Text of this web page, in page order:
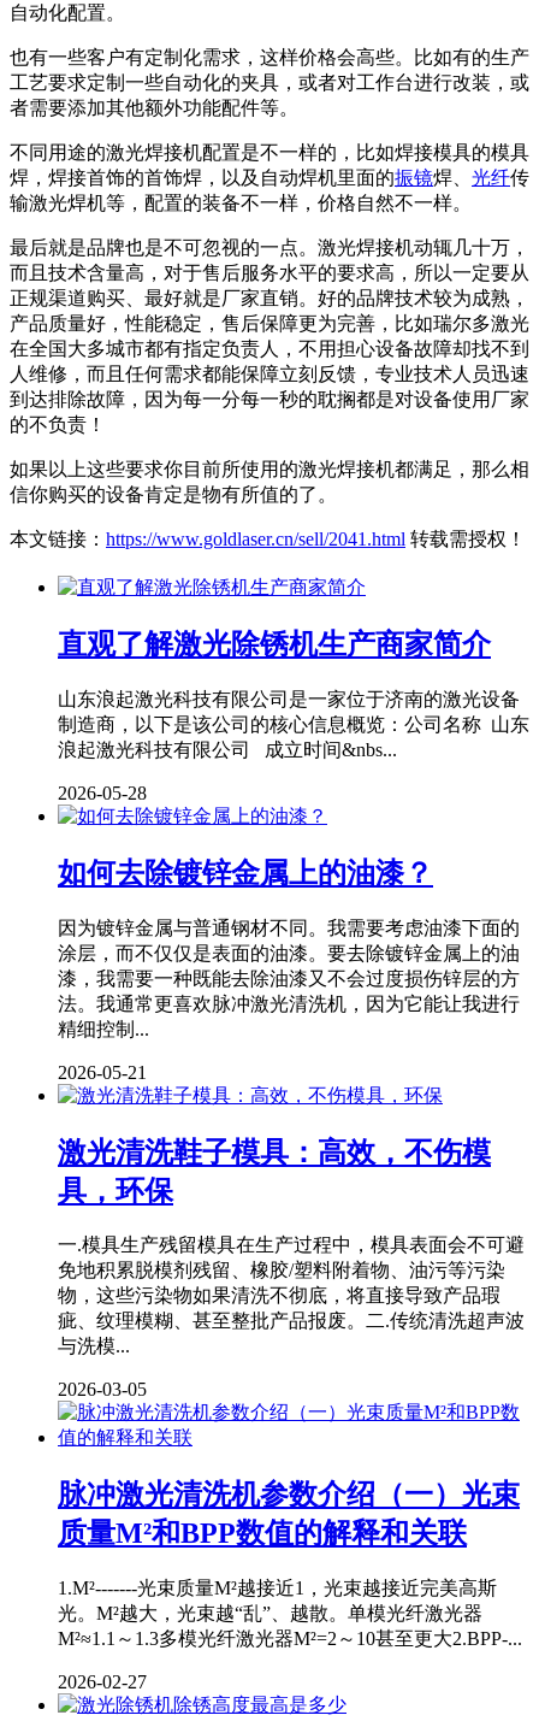
自动化配置。
也有一些客户有定制化需求，这样价格会高些。比如有的生产
工艺要求定制一些自动化的夹具，或者对工作台进行改装，或
者需要添加其他额外功能配件等。
不同用途的激光焊接机配置是不一样的，比如焊接模具的模具
焊，焊接首饰的首饰焊，以及自动焊机里面的振镜焊、 光纤传
输激光焊机等，配置的装备不一样，价格自然不一样。
最后就是品牌也是不可忽视的一点。激光焊接机动辄几十万，
而且技术含量高，对于售后服务水平的要求高，所以一定要从
正规渠道购买、最好就是厂家直销。好的品牌技术较为成熟，
产品质量好，性能稳定，售后保障更为完善，比如瑞尔多激光
在全国大多城市都有指定负责人，不用担心设备故障却找不到
人维修，而且任何需求都能保障立刻反馈，专业技术人员迅速
到达排除故障，因为每一分每一秒的耽搁都是对设备使用厂家
的不负责！
如果以上这些要求你目前所使用的激光焊接机都满足，那么相
信你购买的设备肯定是物有所值的了。
本文链接： https://www.goldlaser.cn/sell/2041.html 转载需授权！
直观了解激光除锈机生产商家简介
山东浪起激光科技有限公司是一家位于济南的激光设备
制造商，以下是该公司的核心信息概览：公司名称 山东
浪起激光科技有限公司 成立时间&nbs...
2026-05-28
如何去除镀锌金属上的油漆？
因为镀锌金属与普通钢材不同。我需要考虑油漆下面的
涂层，而不仅仅是表面的油漆。要去除镀锌金属上的油
漆，我需要一种既能去除油漆又不会过度损伤锌层的方
法。我通常更喜欢脉冲激光清洗机，因为它能让我进行
精细控制...
2026-05-21
激光清洗鞋子模具：高效，不伤模
具，环保
一.模具生产残留模具在生产过程中，模具表面会不可避
免地积累脱模剂残留、橡胶/塑料附着物、油污等污染
物，这些污染物如果清洗不彻底，将直接导致产品瑕
疵、纹理模糊、甚至整批产品报废。二.传统清洗超声波
与洗模...
2026-03-05
脉冲激光清洗机参数介绍（一）光束
质量M²和BPP数值的解释和关联
1.M²-------光束质量M²越接近1，光束越接近完美高斯
光。M²越大，光束越“乱”、越散。单模光纤激光器
M²≈1.1～1.3多模光纤激光器M²=2～10甚至更大2.BPP-...
2026-02-27